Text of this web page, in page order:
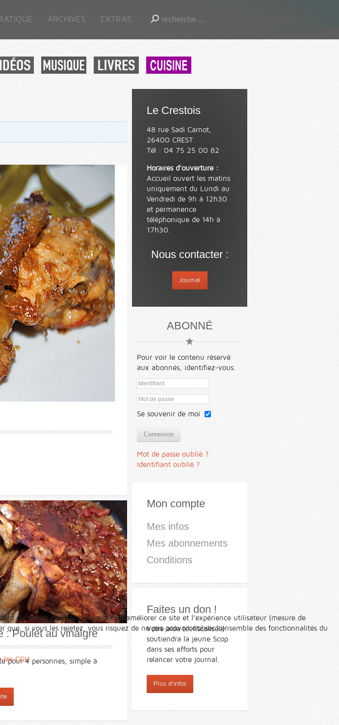
ARCHIVES EXTRAS
: Poulet au vinaigre
pour 4 personnes, simple à
Le Crestois
48 rue Sadi Carnot,
26400 CREST
Tél : 04 75 25 00 82
Horaires d'ouverture :
Accueil ouvert les matins
uniquement du Lundi au
Vendredi de 9h à 12h30
et permanence
téléphonique de 14h à
17h30.
Nous contacter :
Journal
ABONNÉ
Pour voir le contenu réservé
aux abonnés, identifiez-vous.
Se souvenir de moi
Connexion
Mot de passe oublié ?
Identifiant oublié ?
Mon compte
Mes infos
Mes abonnements
Conditions
Faites un don !
Votre aide (défiscalisée)
soutiendra la jeune Scop
dans ses efforts pour
relancer votre journal.
Plus d'infos
du site et d’autres nous aident à améliorer ce site et l’expérience utilisateur (mesure de
si vous les rejetez, vous risquez de ne pas pouvoir utiliser l’ensemble des fonctionnalités du
les CGU